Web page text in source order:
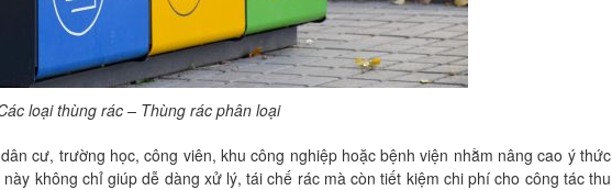
loại thùng rác – Thùng rác phân loại
cư, trường học, công viên, khu công nghiệp hoặc bệnh viện nhằm nâng cao ý thức
không chỉ giúp dễ dàng xử lý, tái chế rác mà còn tiết kiệm chi phí cho công tác thu